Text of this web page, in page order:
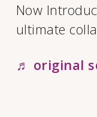
Now
ultimate
♬ original